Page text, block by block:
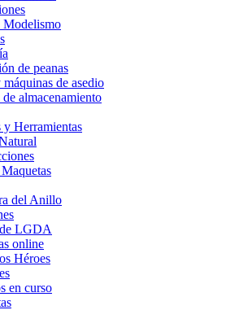
Modelismo
de peanas
de asedio
de almacenamiento
y Herramientas
del Anillo
LGDA
online
Héroes
en curso